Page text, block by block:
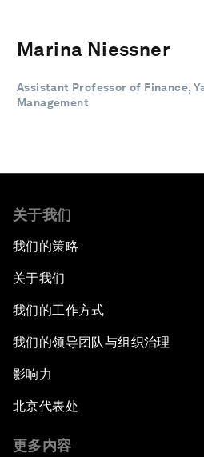
Marina Niessner
Assistant Professor of Finance,
Management
关于我们
我们的策略
关于我们
我们的工作方式
我们的领导团队与组织治理
影响力
北京代表处
更多内容